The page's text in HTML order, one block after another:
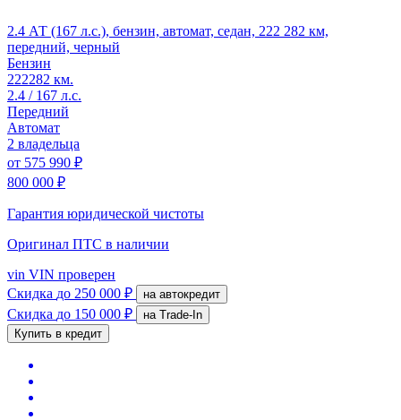
2.4 АТ (167 л.с.), бензин, автомат, седан, 222 282 км,
передний, черный
Бензин
222282 км.
2.4 / 167 л.с.
Передний
Автомат
2 владельца
от 575 990 ₽
800 000 ₽
Гарантия юридической чистоты
Оригинал ПТС в наличии
vin VIN проверен
Скидка до 250 000 ₽ на автокредит
Скидка до 150 000 ₽
на Trade-In
Купить в кредит